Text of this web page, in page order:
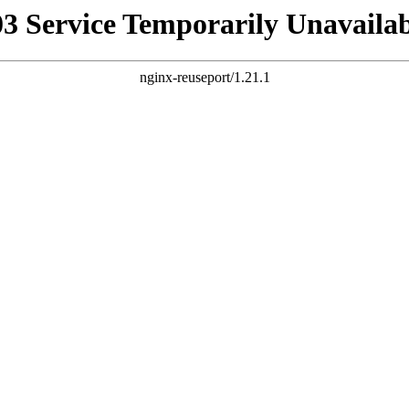
Service Temporarily
nginx-reuseport/1.21.1